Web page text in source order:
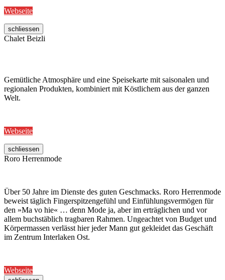
Webseite
schliessen
Chalet Beizli
Gemütliche Atmosphäre und eine Speisekarte mit saisonalen und
regionalen Produkten, kombiniert mit Köstlichem aus der ganzen
Welt.
Webseite
schliessen
Roro Herrenmode
Über 50 Jahre im Dienste des guten Geschmacks. Roro Herrenmode
beweist täglich Fingerspitzengefühl und Einfühlungsvermögen für
den »Ma vo hie« … denn Mode ja, aber im erträglichen und vor
allem buchstäblich tragbaren Rahmen. Ungeachtet von Budget und
Körpermassen verlässt hier jeder Mann gut gekleidet das Geschäft
im Zentrum Interlaken Ost.
Webseite